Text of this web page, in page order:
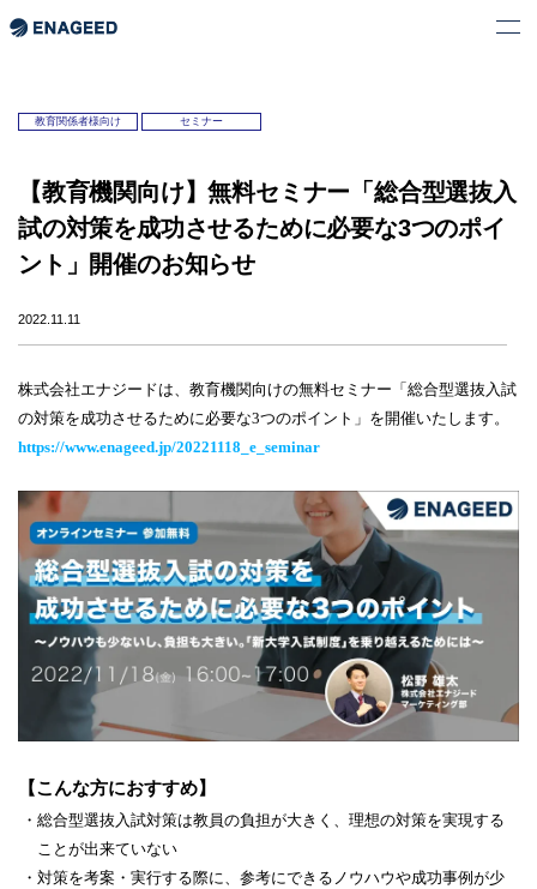
教育関係者様向け セミナー
【教育機関向け】無料セミナー「総合型選抜入
試の対策を成功させるために必要な3つのポイ
ント」開催のお知らせ
2022.11.11
株式会社エナジードは、教育機関向けの無料セミナー「総合型選抜入試
の対策を成功させるために必要な3つのポイント」を開催いたします。
https://www.enageed.jp/20221118_e_seminar
【こんな方におすすめ】
・総合型選抜入試対策は教員の負担が大きく、理想の対策を実現する
ことが出来ていない
・対策を考案・実行する際に、参考にできるノウハウや成功事例が少